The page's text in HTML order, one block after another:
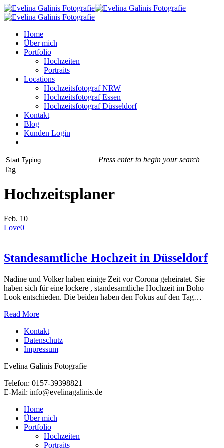
Skip
to
content
Menu
Home
Über mich
Portfolio
Hochzeiten
Portraits
Locations
Hochzeitsfotograf NRW
Hochzeitsfotograf Essen
Hochzeitsfotograf Düsseldorf
Kontakt
Blog
Kunden Login
Press enter to begin your search
Close
Tag
Hochzeitsplaner
Feb. 10
Love0
Standesamtliche Hochzeit in Düsseldorf
Nadine und Volker haben einige Zeit vor Corona geheiratet. Sie
haben sich für eine lockere , standesamtliche Hochzeit im Boho
Look entschieden. Die beiden haben den Fokus auf den Tag…
Read More
Kontakt
Datenschutz
Impressum
Evelina Galinis Fotografie
Telefon: 0157-39398821
E-Mail: info@evelinagalinis.de
Close
Menu
Home
Über mich
Portfolio
Hochzeiten
Portraits